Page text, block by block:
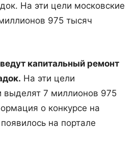
На эти цели московские
975 тысяч
капитальный ремонт
На эти цели
выделят 7 миллионов 975
о конкурсе на
на портале